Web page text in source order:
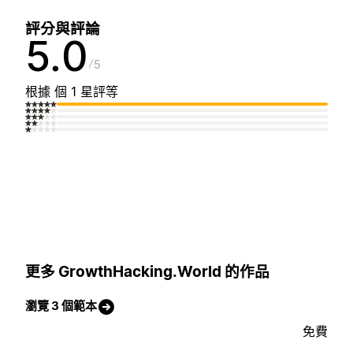
評分與評論
5.0 5
根據 個 1 星評等
更多 GrowthHacking.World 的作品
瀏覽 3 個範本
免費